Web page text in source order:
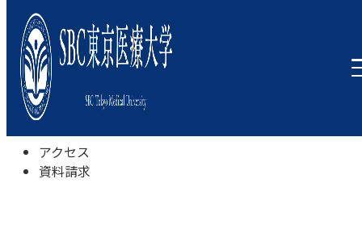
本学について
学びの特色
学部・学科
キャンパスライフ
入試情報
受験相談会
アクセス
資料請求